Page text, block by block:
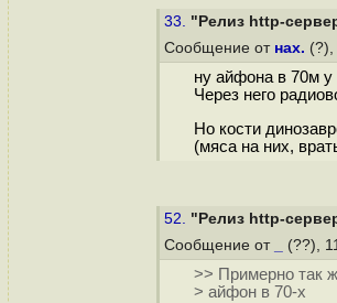
33. "Релиз http-
Сообщение от нах.
ну айфона в 70м
Через него
Но кости
(мяса на них,
52. "Релиз http-
Сообщение от
(??),
>> Примерно так
> айфон в 70-х